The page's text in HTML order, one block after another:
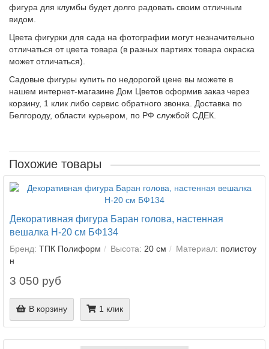
фигура для клумбы будет долго радовать своим отличным
видом.
Цвета фигурки для сада на фотографии могут незначительно
отличаться от цвета товара (в разных партиях товара окраска
может отличаться).
Садовые фигуры купить по недорогой цене вы можете в
нашем интернет-магазине Дом Цветов оформив заказ через
корзину, 1 клик либо сервис обратного звонка. Доставка по
Белгороду, области курьером, по РФ службой СДЕК.
Похожие товары
Декоративная фигура Баран голова, настенная
вешалка Н-20 см БФ134
Бренд: ТПК Полиформ Высота: 20 см Материал: полистоу
н
3 050 руб
В корзину 1 клик